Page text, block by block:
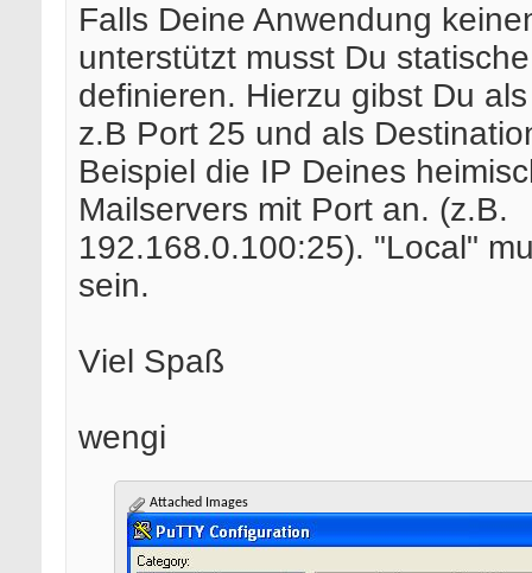
Falls Deine Anwendung
unterstützt musst Du
definieren. Hierzu gibst Du
z.B Port 25 und als
Beispiel die IP Deines
Mailservers mit Port an. (z.B.
192.168.0.100:25). "Local"
sein.
Viel Spaß
wengi
Attached Images